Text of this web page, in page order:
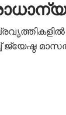
ജ്യേഷ്ഠ